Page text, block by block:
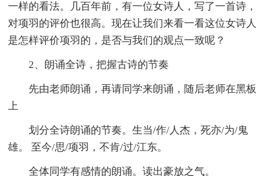
一样的看法。几百年前，有一位女诗人，写了一首诗，
对项羽的评价也很高。现在让我们来看一看这位女诗人
是怎样评价项羽的，是否与我们的观点一致呢？
2、朗诵全诗，把握古诗的节奏
先由老师朗诵，再请同学来朗诵，随后老师在黑板
上
划分全诗朗诵的节奏。生当/作/人杰，死亦/为/鬼
雄。 至今/思/项羽，不肯/过/江东。
全体同学有感情的朗诵。读出豪放之气。